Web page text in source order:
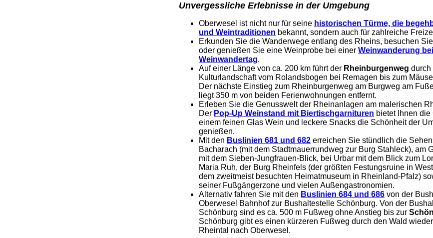
Unvergessliche Erlebnisse in der Umgebung
Oberwesel ist nicht nur für seine historischen Türme, die
und Weintraditionen bekannt, sondern auch für zahlreiche
Erkunden Sie die Wanderwege entlang des Rheins, besuchen
oder genießen Sie eine Weinprobe bei einer Weinwanderung
Weinwandertag.
Auf einer Länge von ca. 200 km führt der Rheinburgenweg durch
Kulturlandschaft vom Rolandsbogen bei Remagen bis zum
Der nächste Einstieg zum Rheinburgenweg am Burgweg am
liegt 350 m von beiden Ferienwohnungen entfernt.
Erleben Sie die Genusswelt der Rheinanlagen am malerischen
Der Pop-Up Weinstand mit Biertischgarnituren bietet Ihnen
einem feinen Glas Wein und leckere Snacks die Schönheit der
genießen.
Mit den Buslinien 681 und 682 erreichen Sie stündlich die
Bacharach (mit dem Stadtmauerrundweg zur Burg Stahleck), am
mit dem Sieben-Jungfrauen-Blick, bei Urbar mit dem Blick zum
Maria Ruh, der Burg Rheinfels (der größten Festungsruine in
dem zweitmeist besuchten Heimatmuseum in Rheinland-Pfalz)
seiner Fußgängerzone und vielen Außengastronomien.
Alternativ fahren Sie mit den Buslinien 684 und 686 von der
Oberwesel Bahnhof zur Bushaltestelle Schönburg. Von der
Schönburg sind es ca. 500 m Fußweg ohne Anstieg bis zur
Schönburg gibt es einen kürzeren Fußweg durch den Wald
Rheintal nach Oberwesel.